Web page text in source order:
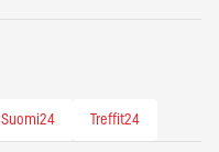
Suomi24 Treffit24